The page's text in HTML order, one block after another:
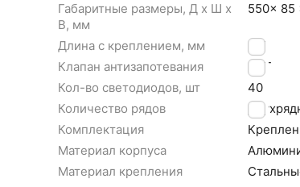
Габаритные размеры, Д x Ш x
В, мм
550× 85
Длина с креплением, мм
612
Клапан антизапотевания
НЕТ
Кол-во светодиодов, шт
40
Количество рядов
Комплектация
Материал корпуса
Материал крепления